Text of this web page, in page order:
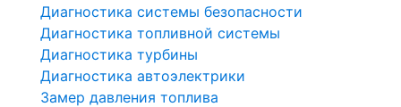
Диагностика системы безопасности
Диагностика топливной системы
Диагностика турбины
Диагностика автоэлектрики
Замер давления топлива